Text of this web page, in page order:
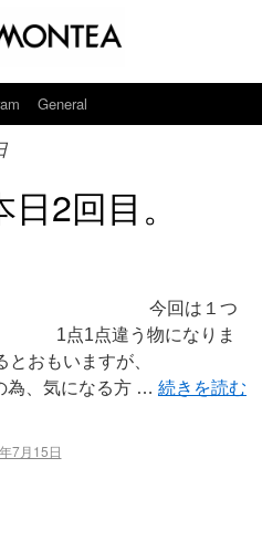
General
2回目。
１つ
点1点違う物になりま
おもいますが、
になる方 … 続きを読む
7月15日